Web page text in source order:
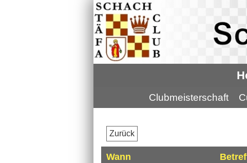
Clubmeisterschaft
Zurück
Wann